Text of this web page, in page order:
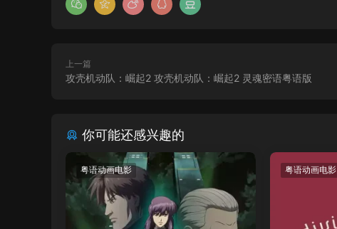
上一篇
攻壳机动队：崛起2 攻壳机动队：崛起2 灵魂密语粤语版
你可能还感兴趣的
粤语动画电影 粤语动画电影